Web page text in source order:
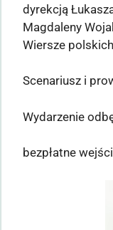
dyrekcją
Magdaleny
Wiersze
Scenariusz i
Wydarzenie
bezpłatne